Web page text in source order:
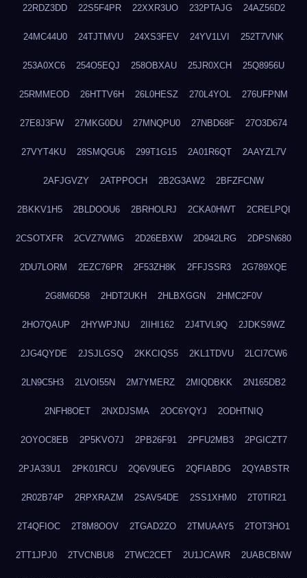
22RDZ3DD 22S5F4PR 22XXR3UO 232PTAJG 24AZ56D2
24MC44U0 24TJTMVU 24XS3FEV 24YV1LVI 252T7VNK
253A0XC6 254O5EQJ 258OBXAU 25JR0XCH 25Q8956U
25RMMEOD 26HTTV6H 26L0HESZ 270L4YOL 276UFPNM
27E8J3FW 27MKG0DU 27MNQPU0 27NBD68F 27O3D674
27VYT4KU 28SMQGU6 299T1G15 2A01R6QT 2AAYZL7V
2AFJGVZY 2ATPPOCH 2B2G3AW2 2BFZFCNW
2BKKV1H5 2BLDOOU6 2BRHOLRJ 2CKA0HWT 2CRELPQI
2CSOTXFR 2CVZ7WMG 2D26EBXW 2D942LRG 2DPSN680
2DU7LORM 2EZC76PR 2F53ZH8K 2FFJSSR3 2G789XQE
2G8M6D58 2HDT2UKH 2HLBXGGN 2HMC2F0V
2HO7QAUP 2HYWPJNU 2IIHI162 2J4TVL9Q 2JDKS9WZ
2JG4QYDE 2JSJLGSQ 2KKCIQS5 2KL1TDVU 2LCI7CW6
2LN9C5H3 2LVOI55N 2M7YMERZ 2MIQDBKK 2N165DB2
2NFH8OET 2NXDJSMA 2OC6YQYJ 2ODHTNIQ
2OYOC8EB 2P5KVO7J 2PB26F91 2PFU2MB3 2PGICZT7
2PJA33U1 2PK01RCU 2Q6V9UEG 2QFIABDG 2QYABSTR
2R02B74P 2RPXRAZM 2SAV54DE 2SS1XHM0 2T0TIR21
2T4QFIOC 2T8M8OOV 2TGAD2ZO 2TMUAAY5 2TOT3HO1
2TT1JPJ0 2TVCNBU8 2TWC2CET 2U1JCAWR 2UABCBNW